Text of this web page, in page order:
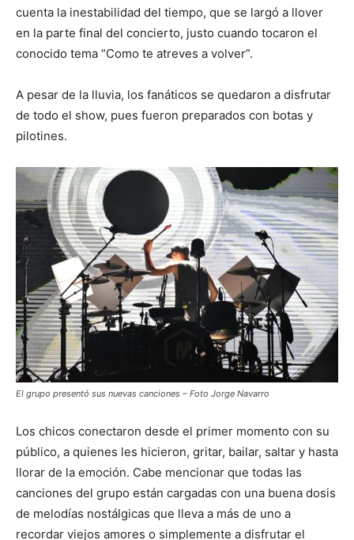
cuenta la inestabilidad del tiempo, que se largó a llover
en la parte final del concierto, justo cuando tocaron el
conocido tema “Como te atreves a volver”.
A pesar de la lluvia, los fanáticos se quedaron a disfrutar
de todo el show, pues fueron preparados con botas y
pilotines.
El grupo presentó sus nuevas canciones – Foto Jorge Navarro
Los chicos conectaron desde el primer momento con su
público, a quienes les hicieron, gritar, bailar, saltar y hasta
llorar de la emoción. Cabe mencionar que todas las
canciones del grupo están cargadas con una buena dosis
de melodías nostálgicas que lleva a más de uno a
recordar viejos amores o simplemente a disfrutar el